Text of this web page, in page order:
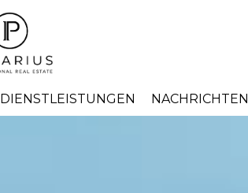
DIENSTLEISTUNGEN NACHRICHTEN